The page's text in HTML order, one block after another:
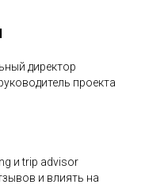
директор
проекта
и trip advisor
и влиять на